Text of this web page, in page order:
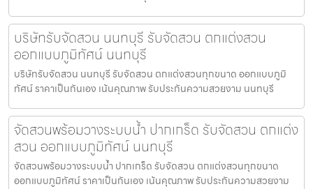
บริษัทรับจัดสวน นนทบุรี รับจัดสวน ตกแต่งสวน
ออกแบบภูมิทัศน์ นนทบุรี
บริษัทรับจัดสวน นนทบุรี รับจัดสวน ตกแต่งสวนทุกขนาด ออกแบบภูมิ
ทัศน์ ราคาเป็นกันเอง เน้นคุณภาพ รับประกันความสวยงาม นนทบุรี
จัดสวนพร้อมวางระบบน้ำ ปากเกร็ด รับจัดสวน ตกแต่ง
สวน ออกแบบภูมิทัศน์ นนทบุรี
จัดสวนพร้อมวางระบบน้ำ ปากเกร็ด รับจัดสวน ตกแต่งสวนทุกขนาด
ออกแบบภูมิทัศน์ ราคาเป็นกันเอง เน้นคุณภาพ รับประกันความสวยงาม